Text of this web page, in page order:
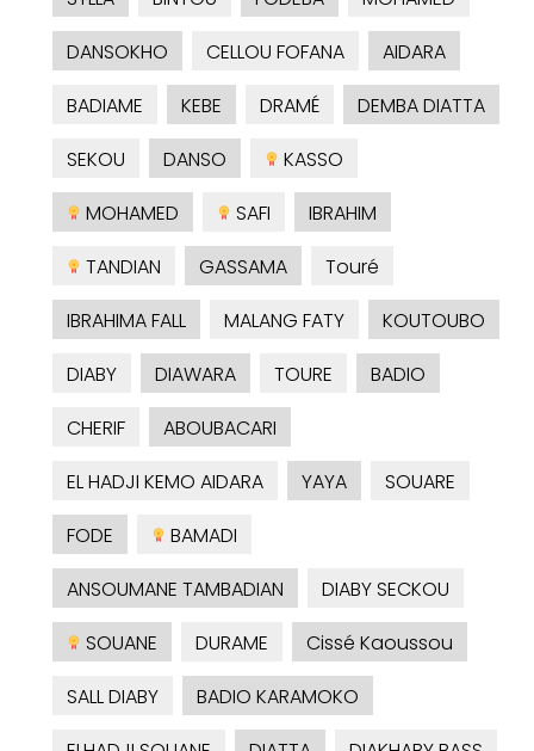
DANSOKHO
CELLOU FOFANA
AIDARA
BADIAME
KEBE DRAMÉ
DEMBA DIATTA
SEKOU
DANSO
KASSO
MOHAMED
SAFI
IBRAHIM
TANDIAN
GASSAMA
Touré
IBRAHIMA FALL
MALANG FATY
KOUTOUBO
DIABY
DIAWARA TOURE
BADIO
CHERIF
ABOUBACARI
EL HADJI KEMO AIDARA
YAYA
SOUARE
FODE
BAMADI
ANSOUMANE TAMBADIAN
DIABY SECKOU
SOUANE
DURAME
Cissé Kaoussou
SALL DIABY
BADIO KARAMOKO